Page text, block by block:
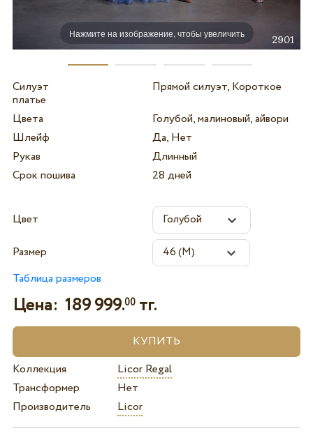
Нажмите на изображение, чтобы увеличить
Силуэт
Прямой силуэт, Короткое
платье
Цвета
Голубой, малиновый, айвори
Шлейф
Да, Нет
Рукав
Длинный
Срок пошива
28 дней
Цвет
Размер
Таблица размеров
Цена: 189 999.00тг.
Коллекция
Licor Regal
Трансформер
Нет
Производитель
Licor